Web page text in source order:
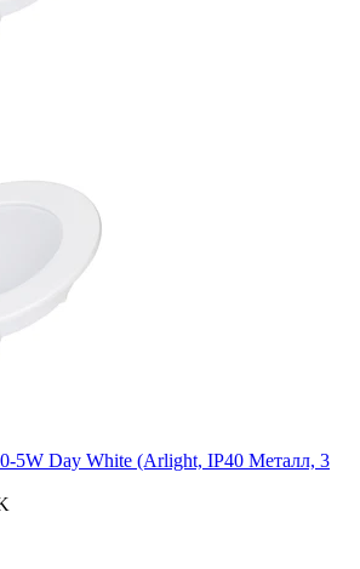
5W Day White (Arlight, IP40 Металл, 3